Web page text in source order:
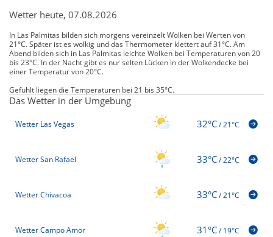
Wetter heute, 07.08.2026
In Las Palmitas bilden sich morgens vereinzelt Wolken bei Werten von
21°C. Später ist es wolkig und das Thermometer klettert auf 31°C. Am
Abend bilden sich in Las Palmitas leichte Wolken bei Temperaturen von 20
bis 23°C. In der Nacht gibt es nur selten Lücken in der Wolkendecke bei
einer Temperatur von 20°C.
Gefühlt liegen die Temperaturen bei 21 bis 35°C.
Das Wetter in der Umgebung
Wetter Las Vegas 32°C/21°C
Wetter San Rafael 33°C/22°C
Wetter Chivacoa 33°C/21°C
Wetter Campo Amor 31°C/19°C